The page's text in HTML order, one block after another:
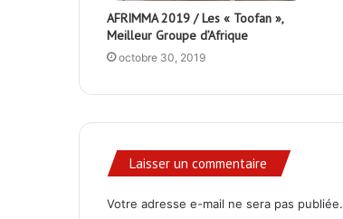
AFRIMMA 2019 / Les « Toofan »,
Meilleur Groupe d’Afrique
octobre 30, 2019
Laisser un commentaire
Votre adresse e-mail ne sera pas publiée.